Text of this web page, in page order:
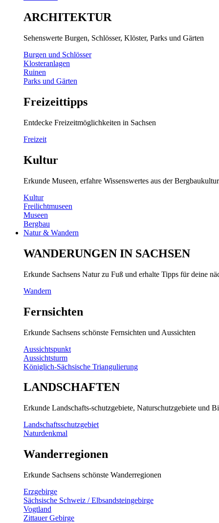
ARCHITEKTUR
Sehenswerte Burgen, Schlösser, Klöster, Parks und Gärten
Burgen und Schlösser
Klosteranlagen
Ruinen
Parks und Gärten
Freizeittipps
Entdecke Freizeitmöglichkeiten in Sachsen
Freizeit
Kultur
Erkunde Museen, erfahre Wissenswertes aus der
Kultur
Freilichtmuseen
Museen
Bergbau
Natur & Wandern
WANDERUNGEN IN SACHSEN
Erkunde Sachsens Natur zu Fuß und erhalte Tipps für deine
Wandern
Fernsichten
Erkunde Sachsens schönste Fernsichten und Aussichten
Aussichtspunkt
Aussichtsturm
Königlich-Sächsische Triangulierung
LANDSCHAFTEN
Erkunde Landschafts-schutzgebiete, Naturschutzgebiete und
Landschaftsschutzgebiet
Naturdenkmal
Wanderregionen
Erkunde Sachsens schönste Wanderregionen
Erzgebirge
Sächsische Schweiz / Elbsandsteingebirge
Vogtland
Zittauer Gebirge